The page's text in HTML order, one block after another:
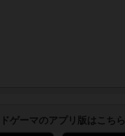
ゲーマのアプリ版はこちら